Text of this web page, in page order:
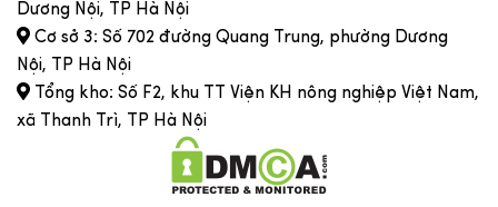
Dương Nội, TP Hà Nội
Cơ sở 3: Số 702 đường Quang Trung, phường Dương
Nội, TP Hà Nội
Tổng kho: Số F2, khu TT Viện KH nông nghiệp Việt Nam,
xã Thanh Trì, TP Hà Nội